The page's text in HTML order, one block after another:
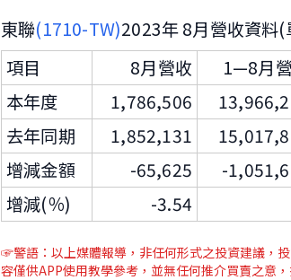
東聯(1710-TW)2023年 8月營收資料(
項目
8月營收
1—8月
本年度
1,786,506
去年同期
1,852,131
增減金額
-65,625
-
增減(％)
-3.54
☞警語：以上媒體報導，非任何形式之投資建議，
容僅供APP使用教學參考，並無任何推介買賣之意